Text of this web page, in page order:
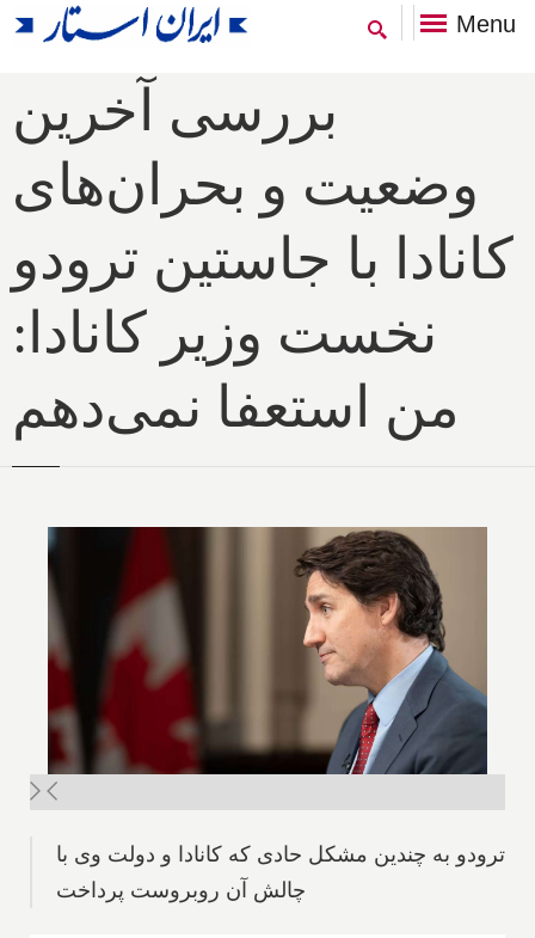
Menu
بررسی آخرین
وضعیت و بحران‌های
کانادا با جاستین ترودو
نخست وزیر کانادا:
من استعفا نمی‌دهم
ترودو به چندین مشکل حادی که کانادا و دولت وی با
چالش آن روبروست پرداخت